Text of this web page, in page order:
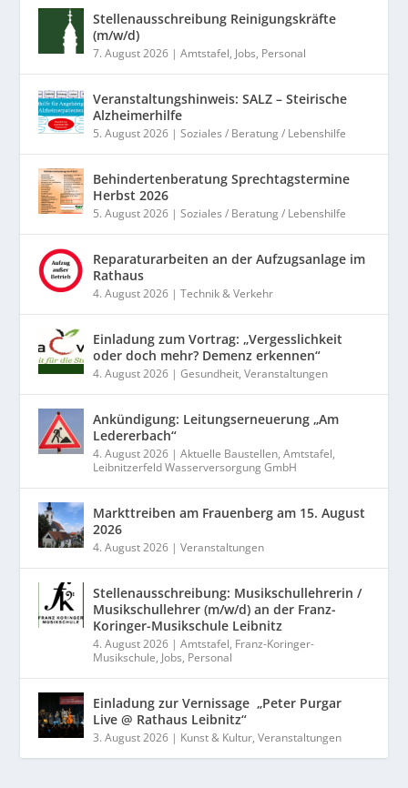
Stellenausschreibung Reinigungskräfte
(m/w/d)
7. August 2026 |Amtstafel, Jobs, Personal
Veranstaltungshinweis: SALZ – Steirische
Alzheimerhilfe
5. August 2026 |Soziales / Beratung / Lebenshilfe
Behindertenberatung Sprechtagstermine
Herbst 2026
5. August 2026 |Soziales / Beratung / Lebenshilfe
Reparaturarbeiten an der Aufzugsanlage im
Rathaus
4. August 2026 |Technik & Verkehr
Einladung zum Vortrag: „Vergesslichkeit
oder doch mehr? Demenz erkennen“
4. August 2026 |Gesundheit,Veranstaltungen
Ankündigung: Leitungserneuerung „Am
Ledererbach“
4. August 2026 |Aktuelle Baustellen,Amtstafel,
Leibnitzerfeld Wasserversorgung GmbH
Markttreiben am Frauenberg am 15. August
2026
4. August 2026 |Veranstaltungen
Stellenausschreibung: Musikschullehrerin /
Musikschullehrer (m/w/d) an der Franz-
Koringer-Musikschule Leibnitz
4. August 2026 |Amtstafel, Franz-Koringer-
Musikschule, Jobs, Personal
Einladung zur Vernissage „Peter Purgar
Live @ Rathaus Leibnitz“
3. August 2026 | Kunst & Kultur,Veranstaltungen